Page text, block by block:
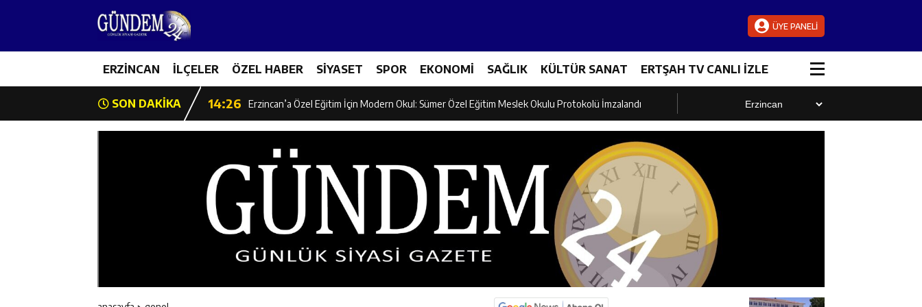
ÜYE PANELİ
ERZİNCAN İLÇELER ÖZEL HABER SİYASET SPOR EKONOMİ SAĞLIK KÜLTÜR SANAT ERTŞAH TV CANLI İZLE
SON DAKİKA
14:26 Geleceğin Üreticileri Tarım Teknolojileriyle Tanışıyor
14:26 Erzincan’a Özel Eğitim İçin Modern Okul: Sümer Özel Eğitim Meslek Okulu Protokolü İmzalandı
14:25 İl Müdürü Ünalan’dan Zengin Ailesine Taziye Ziyareti
14:24 İlk Durak Medine Müdafii Fahreddin Paşa’nın Kızının Kabri
Erzincan Aile ve Sosyal Hizmetler İl Müdürlüğünde Değerlendirme Toplantısı